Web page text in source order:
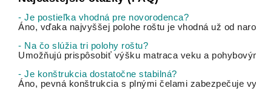
- Je postieľka vhodná pre novorodenca?
Áno, vďaka najvyššej polohe roštu je vhodná už od
- Na čo slúžia tri polohy roštu?
Umožňujú prispôsobiť výšku matraca veku a
- Je konštrukcia dostatočne stabilná?
Áno, pevná konštrukcia s plnými čelami zabezpečuje